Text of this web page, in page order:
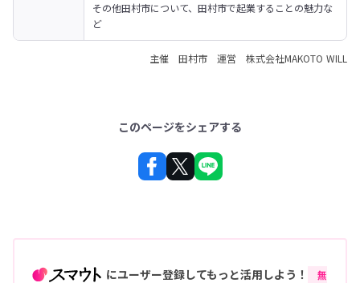
その他田村市について、田村市で起業することの魅力な
ど
主催 田村市 運営 株式会社MAKOTO WILL
このページをシェアする
にユーザー登録してもっと活用しよう！ 無